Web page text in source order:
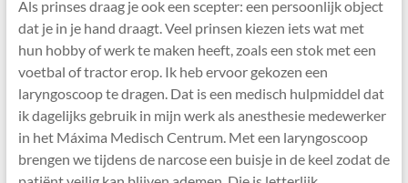
Als prinses draag je ook een scepter: een persoonlijk object
dat je in je hand draagt. Veel prinsen kiezen iets wat met
hun hobby of werk te maken heeft, zoals een stok met een
voetbal of tractor erop. Ik heb ervoor gekozen een
laryngoscoop te dragen. Dat is een medisch hulpmiddel dat
ik dagelijks gebruik in mijn werk als anesthesie medewerker
in het Máxima Medisch Centrum. Met een laryngoscoop
brengen we tijdens de narcose een buisje in de keel zodat de